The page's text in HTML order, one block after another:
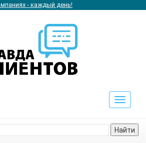
- каждый день!
Toggle
Найти